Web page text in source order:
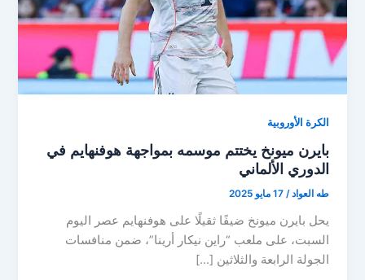
الكرة الأوروبية
بايرن ميونخ يختتم موسمه بمواجهة هوفنهايم في
الدوري الألماني
طه العواد/17 مايو 2025
يحل بايرن ميونخ ضيفًا ثقيلًا على هوفنهايم عصر اليوم
السبت، على ملعب “راين نيكار أرينا”، ضمن منافسات
الجولة الرابعة والثلاثين […]